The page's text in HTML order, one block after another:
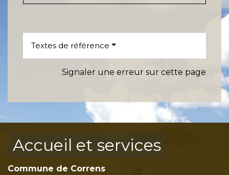
Textes de référence
Signaler une erreur sur cette page
Accueil et services
Commune de Correns